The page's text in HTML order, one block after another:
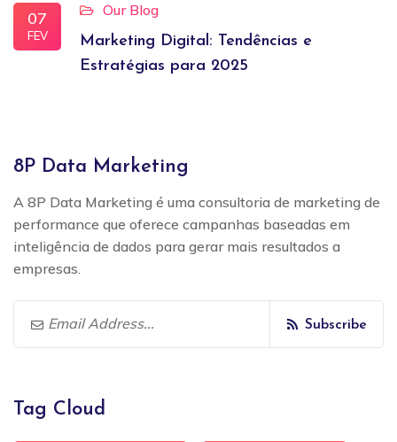
07
FEV
Our Blog
Marketing Digital: Tendências e
Estratégias para 2025
8P Data Marketing
A 8P Data Marketing é uma consultoria de marketing de
performance que oferece campanhas baseadas em
inteligência de dados para gerar mais resultados a
empresas.
Subscribe
Tag Cloud